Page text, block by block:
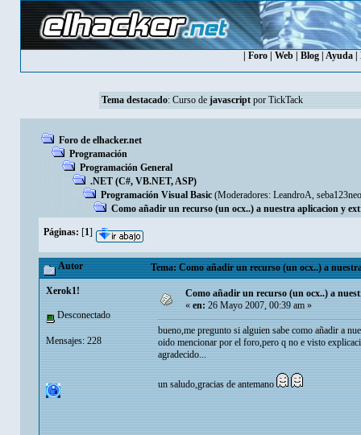
Foro| Web| Blog| Ayuda|
Tema destacado: Curso de javascriptpor TickTack
Foro de elhacker.net
Programación
Programación General
.NET (C#, VB.NET, ASP)
Programación Visual Basic (Moderadores: LeandroA, seba123neo
Como añadir un recurso (un ocx..) a nuestra aplicacion y
Páginas: [1]
Autor Tema: Como añadir un recurso (un ocx..) a
Xerok1!
Desconectado
Mensajes: 228
Como añadir un recurso (un ocx..) a
«en:26 Mayo 2007, 00:39 am »
bueno,me pregunto si alguien sabe como añadir a
oido mencionar por el foro,pero q no e visto
agradecido...
un saludo,gracias de antemano